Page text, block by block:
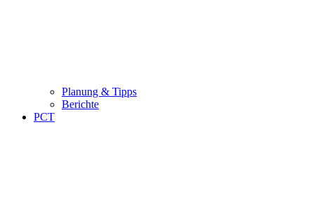
Planung & Tipps
Berichte
PCT